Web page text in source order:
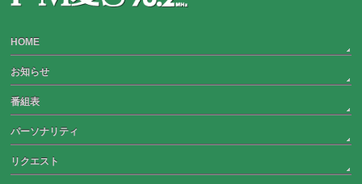
HOME
お知らせ
番組表
パーソナリティ
リクエスト